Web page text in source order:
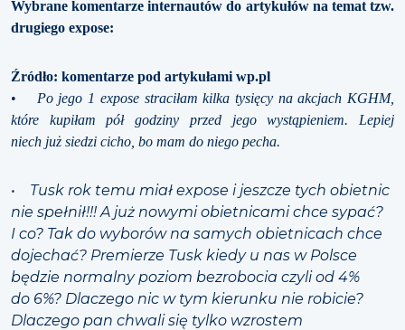
Wybrane komentarze internautów do artykułów na temat tzw.
drugiego expose:
Źródło: komentarze pod artykułami wp.pl
•
Po jego 1 expose straciłam kilka tysięcy na akcjach KGHM,
które kupiłam pół godziny przed jego wystąpieniem. Lepiej
niech już siedzi cicho, bo mam do niego pecha.
• Tusk rok temu miał expose i jeszcze tych obietnic
nie spełnił!!! A już nowymi obietnicami chce sypać?
I co? Tak do wyborów na samych obietnicach chce
dojechać? Premierze Tusk kiedy u nas w Polsce
będzie normalny poziom bezrobocia czyli od 4%
do 6%? Dlaczego nic w tym kierunku nie robicie?
Dlaczego pan chwali się tylko wzrostem